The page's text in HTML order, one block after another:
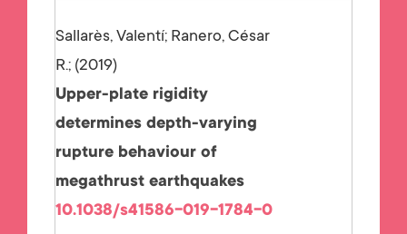
Sallarès, Valentí; Ranero, César
R.; 2019
Upper-plate rigidity
determines depth-varying
rupture behaviour of
megathrust earthquakes
10.1038/s41586-019-1784-0